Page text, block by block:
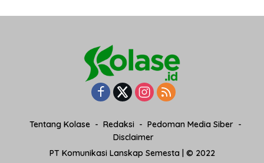
Tentang Kolase Redaksi
Pedoman Media Siber
Disclaimer
PT Komunikasi Lanskap Semesta | © 2022